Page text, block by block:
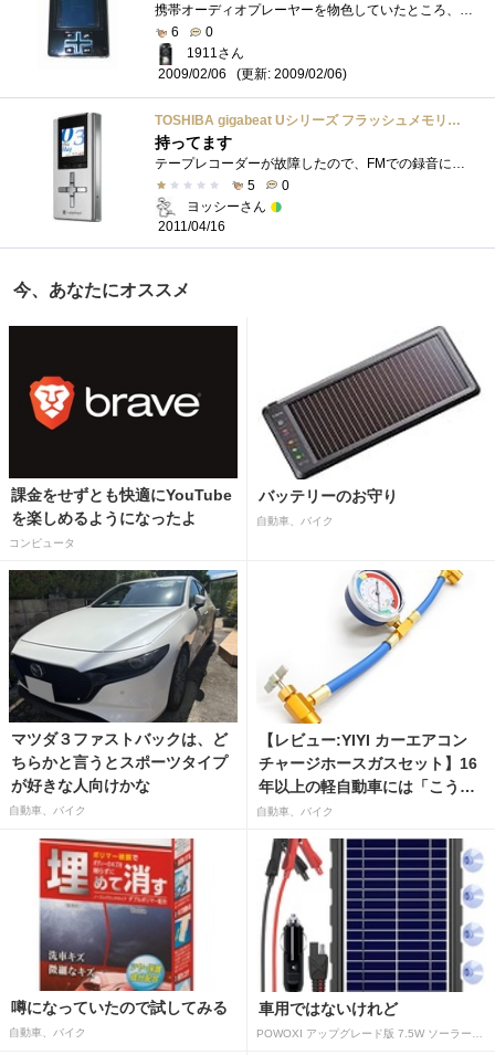
携帯オーディオプレーヤーを物色していたところ、Amazonで1万円前半で発見。東芝のgigabeatシリーズはU、その前にはFと使用したこともあったので購...
6
0
1911さん
2009/02/06
(更新: 2009/02/06)
TOSHIBA gigabeat Uシリーズ フラッシュメモリプレーヤー 1GB シルバー MEU102(S)
持ってます
5
0
ヨッシーさん
2011/04/16
今、あなたにオススメ
課金をせずとも快適にYouTube
を楽しめるようになったよ
コンピュータ
バッテリーのお守り
自動車、バイク
マツダ３ファストバックは、ど
ちらかと言うとスポーツタイプ
が好きな人向けかな
自動車、バイク
【レビュー:YIYI カーエアコン
チャージホースガスセット】16
年以上の軽自動車には「こうか
はばつぐんだ」が…
自動車、バイク
噂になっていたので試してみる
自動車、バイク
車用ではないけれど